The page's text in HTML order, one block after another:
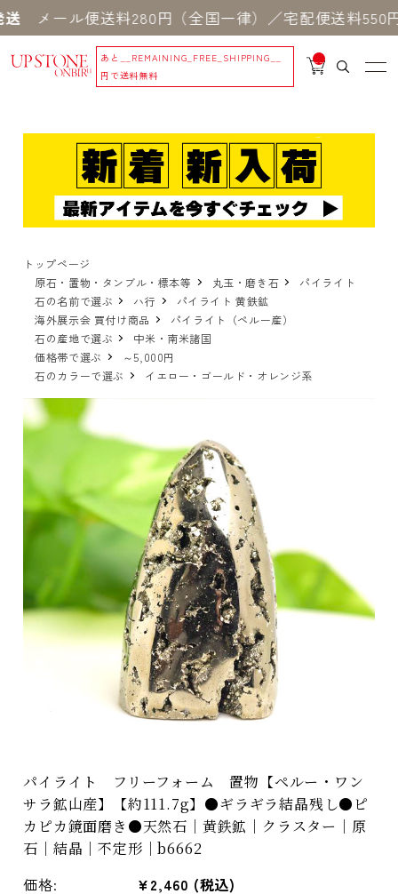
ル便送料280円（全国一律）／宅配便送料550円 ※
あと
__REMAINING_FREE_SHIPPING__
円で送料無料
__
IT
_
トップページ
原石・置物・タンブル・標本等
丸玉・磨き石
パイライト
石の名前で選ぶ
ハ行
パイライト 黄鉄鉱
海外展示会 買付け商品
パイライト（ペルー産）
石の産地で選ぶ
中米・南米諸国
価格帯で選ぶ
～5,000円
石のカラーで選ぶ
イエロー・ゴールド・オレンジ系
パイライト フリーフォーム 置物【ペルー・ワン
サラ鉱山産】【約111.7g】●ギラギラ結晶残し●ピ
カピカ鏡面磨き●天然石｜黄鉄鉱｜クラスター｜原
石｜結晶｜不定形｜b6662
価格: ¥2,460 (税込)